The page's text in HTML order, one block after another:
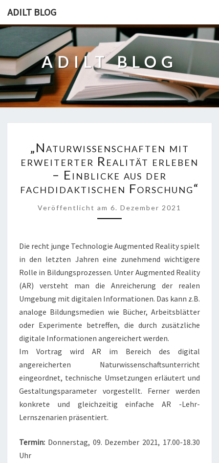
ADILT BLOG
ADILT BLOG
MIT
ERWEITERTER
REALITÄT
ERLEBEN
–
AUS
DER
FORSCHUNG“
„Naturwissenschaften mit
erweiterter Realität erleben
– Einblicke aus der
fachdidaktischen Forschung“
Veröffentlicht am 6. Dezember 2021
Die recht junge Technologie Augmented Reality spielt
in den letzten Jahren eine zunehmend wichtigere
Rolle in Bildungsprozessen. Unter Augmented Reality
(AR) versteht man die Anreicherung der realen
Umgebung mit digitalen Informationen. Das kann z.B.
analoge Bildungsmedien wie Bücher, Arbeitsblätter
oder Experimente betreffen, die durch zusätzliche
digitale Informationen angereichert werden.
Im Vortrag wird AR im Bereich des digital
angereicherten Naturwissenschaftsunterricht
eingeordnet, technische Umsetzungen erläutert und
Gestaltungsparameter vorgestellt. Ferner werden
konkrete und gleichzeitig einfache AR -Lehr-
Lernszenarien präsentiert.
Termin: Donnerstag, 09. Dezember 2021, 17.00-18.30
Uhr